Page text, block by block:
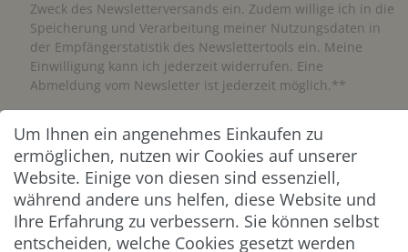
Zweck des Newsletterversands ein. Zudem willige ich in die
Speicherung und Verarbeitung meiner Nutzungsdaten in
der Empfängerstatistik des Newslettertools ein. Meine
Einwilligung kann ich jederzeit widerrufen. Eine
Abmeldung vom Newsletter ist jederzeit möglich.**
Abonnieren
** Hierbei handelt es sich um ein Pflichtfeld.
ZAHLUNG & VERSAND
Um Ihnen ein angenehmes Einkaufen zu
ermöglichen, nutzen wir Cookies auf unserer
Website. Einige von diesen sind essenziell,
während andere uns helfen, diese Website und
Ihre Erfahrung zu verbessern. Sie können selbst
entscheiden, welche Cookies gesetzt werden